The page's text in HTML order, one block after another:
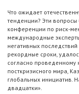
Что ожидает
тенденции? Эти
конференции по риск-
международные
негативных
рекордные сроки,
согласно проведенному
посткризисного мира,
глобальных инициатив.
двадцатки».